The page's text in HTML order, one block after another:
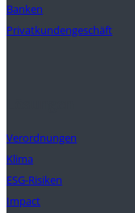
Banken
Privatkundengeschäft
Verordnungen
Klima
ESG-Risiken
Impact